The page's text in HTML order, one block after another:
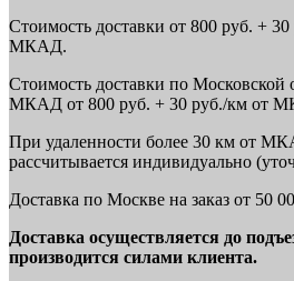
Стоимость доставки от 800 руб. +
МКАД.
Стоимость доставки по Московской
МКАД от 800 руб. + 30 руб./км от
При удаленности более 30 км от
рассчитывается индивидуально
Доставка по Москве на заказ от 50
Доставка осуществляется до
производится силами клиента.